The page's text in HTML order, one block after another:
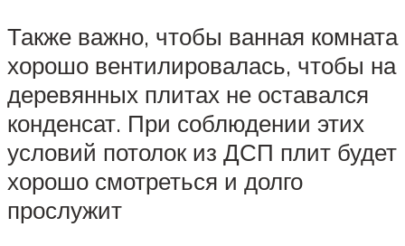
Также важно, чтобы ванная комната
хорошо вентилировалась, чтобы на
деревянных плитах не оставался
конденсат. При соблюдении этих
условий потолок из ДСП плит будет
хорошо смотреться и долго
прослужит